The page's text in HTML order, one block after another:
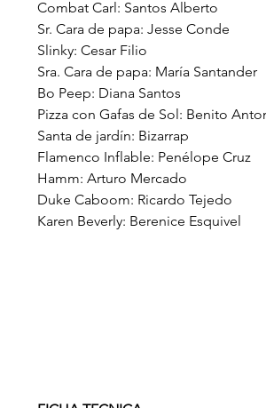
Combat Carl: Santos Alberto
Sr. Cara de papa: Jesse Conde
Slinky: Cesar Filio
Sra. Cara de papa: María Santander
Bo Peep: Diana Santos
Pizza con Gafas de Sol: Benito
Santa de jardín: Bizarrap
Flamenco Inflable: Penélope Cruz
Hamm: Arturo Mercado
Duke Caboom: Ricardo Tejedo
Karen Beverly: Berenice Esquivel